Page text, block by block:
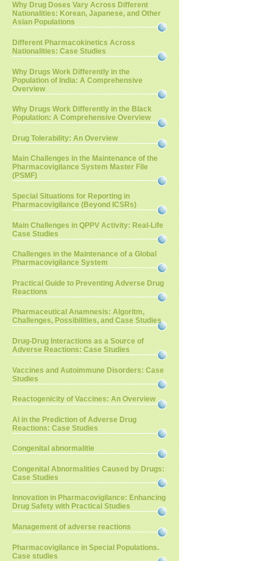
Why Drug Doses Vary Across Different
Nationalities: Korean, Japanese, and Other
Asian Populations
Different Pharmacokinetics Across
Nationalities: Case Studies
Why Drugs Work Differently in the
Population of India: A Comprehensive
Overview
Why Drugs Work Differently in the Black
Population: A Comprehensive Overview
Drug Tolerability: An Overview
Main Challenges in the Maintenance of the
Pharmacovigilance System Master File
(PSMF)
Special Situations for Reporting in
Pharmacovigilance (Beyond ICSRs)
Main Challenges in QPPV Activity: Real-Life
Case Studies
Challenges in the Maintenance of a Global
Pharmacovigilance System
Practical Guide to Preventing Adverse Drug
Reactions
Pharmaceutical Anamnesis: Algoritm,
Challenges, Possibilities, and Case Studies
Drug-Drug Interactions as a Source of
Adverse Reactions: Case Studies
Vaccines and Autoimmune Disorders: Case
Studies
Reactogenicity of Vaccines: An Overview
AI in the Prediction of Adverse Drug
Reactions: Case Studies
Congenital abnormalitie
Congenital Abnormalities Caused by Drugs:
Case Studies
Innovation in Pharmacovigilance: Enhancing
Drug Safety with Practical Studies
Management of adverse reactions
Pharmacovigilance in Special Populations.
Case studies